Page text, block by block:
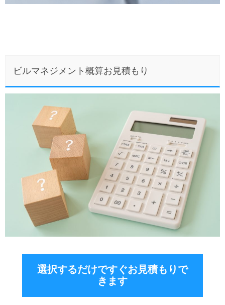
ビルマネジメント概算お見積もり
選択するだけですぐお見積もりで
きます